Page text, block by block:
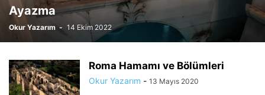
Ayazma
Okur Yazarım - 14 Ekim 2022
Roma Hamamı ve Bölümleri
Okur Yazarım - 13 Mayıs 2020